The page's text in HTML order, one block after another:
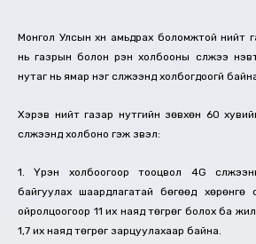
Монгол Улсын хүн амьдрах боломжтой нийт
нь газрын болон үүрэн холбооны сүлжээ
нутаг нь ямар нэг сүлжээнд холбогдоогүй
Хэрэв нийт газар нутгийн зөвхөн 60
сүлжээнд холбоно гэж үзвэл:
1. Үүрэн холбоогоор тооцвол 4G
байгуулах шаардлагатай бөгөөд хөрөнгө
ойролцоогоор 11 их наяд төгрөг болох ба
1,7 их наяд төгрөг зарцуулахаар байна.